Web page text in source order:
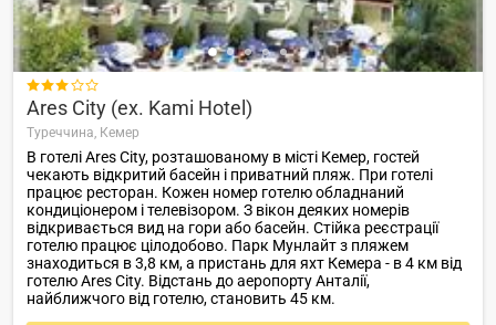

Ares City (ex. Kami Hotel)
Туреччина, Кемер
В готелі Ares City, розташованому в місті Кемер, гостей
чекають відкритий басейн і приватний пляж. При готелі
працює ресторан. Кожен номер готелю обладнаний
кондиціонером і телевізором. З вікон деяких номерів
відкривається вид на гори або басейн. Стійка реєстрації
готелю працює цілодобово. Парк Мунлайт з пляжем
знаходиться в 3,8 км, а пристань для яхт Кемера - в 4 км від
готелю Ares City. Відстань до аеропорту Анталії,
найближчого від готелю, становить 45 км.